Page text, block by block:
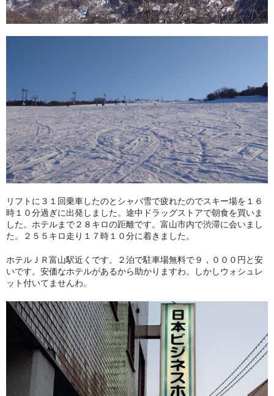
リフトに３１回乗車したのとシャバ雪で疲れたのでスキー場を１６
時１０分過ぎに出発しました。途中ドラッグストアで朝食を買いま
した。ホテルまで２８キロの距離です。富山市内で渋滞に会いまし
た。２５５キロ走り１７時１０分に着きました。
ホテルＪＲ富山駅近くです。２泊で駐車場無料で９，０００円と安
いです。安価なホテルがあるから助かりますわ。しかしウォシュレ
ット付いてませんわ。